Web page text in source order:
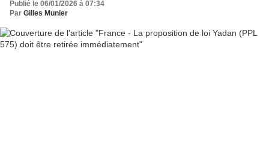
Publié le 06/01/2026 à 07:34
Par Gilles Munier